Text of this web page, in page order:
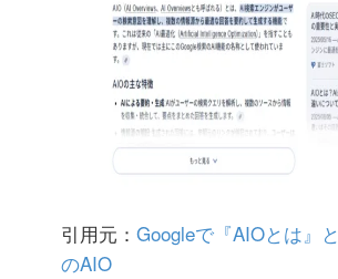
引用元： Googleで『AIOとは』
のAIO